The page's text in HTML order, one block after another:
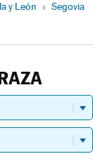
y León » Segovia